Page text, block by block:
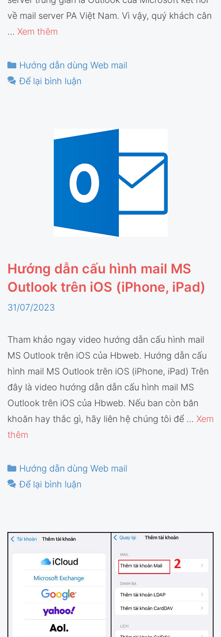
về mail server PA Việt Nam. Vì vậy, quý khách cân
… Xem thêm
Danh
mục
Hướng dẫn dùng Web mail
Để lại bình luận
Hướng dẫn cấu hình mail MS
Outlook trên iOS (iPhone, iPad)
31/07/2023
Tham khảo ngay video hướng dẫn cấu hình mail
MS Outlook trên iOS của Hbweb. Hướng dẫn cấu
hình mail MS Outlook trên iOS (iPhone, iPad) Trên
đây là video hướng dẫn dẫn cấu hình mail MS
Outlook trên iOS của Hbweb. Nếu ban còn băn
khoăn hay thắc gì, hãy liên hệ chúng tôi để … Xem
thêm
Danh
mục
Hướng dẫn dùng Web mail
Để lại bình luận